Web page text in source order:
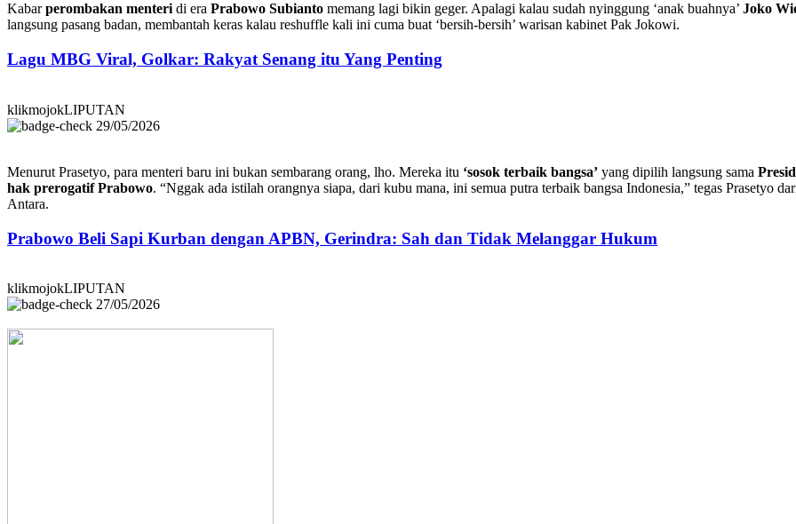
Kabarperombakan menteridi era Prabowo Subianto memang lagi bikin geger. Apalagi kalau sudah nyinggung ‘anak buahnya’ Joko
langsung pasang badan, membantah keras kalau reshuffle kali ini cuma buat ‘bersih-bersih’ warisan kabinet Pak Jokowi.
Lagu MBG Viral, Golkar: Rakyat Senang itu Yang Penting
klikmojokLIPUTAN
29/05/2026
Menurut Prasetyo, para menteri baru ini bukan sembarang orang, lho. Mereka itu ‘sosok terbaik bangsa’ yang dipilih langsung sama
hak prerogatif Prabowo. “Nggak ada istilah orangnya siapa, dari kubu mana, ini semua putra terbaik bangsa Indonesia,” tegas Prasetyo
Antara.
Prabowo Beli Sapi Kurban dengan APBN, Gerindra: Sah dan Tidak Melanggar Hukum
klikmojokLIPUTAN
27/05/2026